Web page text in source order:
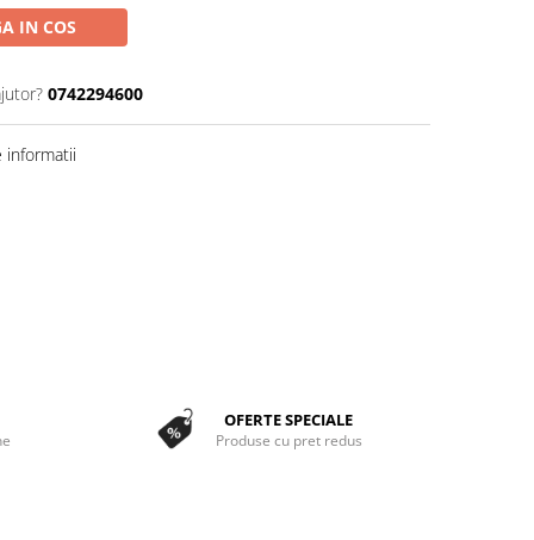
IN COS
0742294600
informatii
OFERTE SPECIALE
Produse cu pret redus